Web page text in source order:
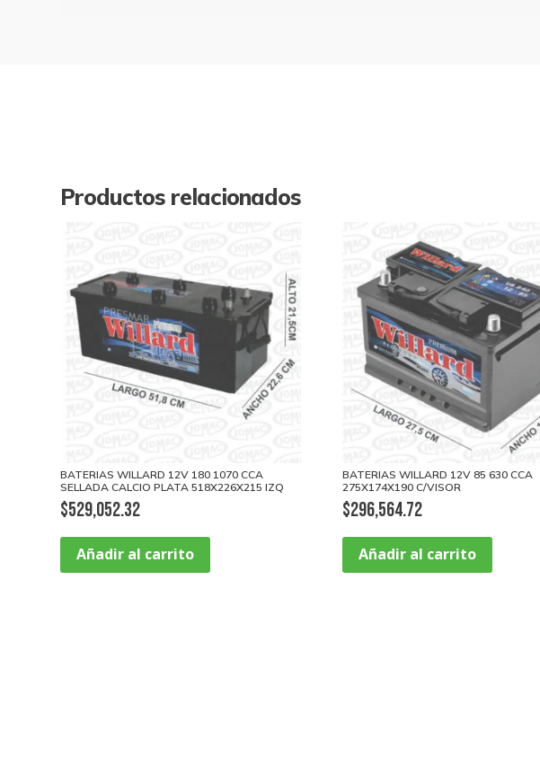
Productos relacionados
BATERIAS WILLARD 12V 180 1070 CCA
SELLADA CALCIO PLATA 518X226X215 IZQ
$529,052.32
Añadir al carrito
BATERIAS WILLARD 12V 85 630 CCA
275X174X190 C/VISOR
$296,564.72
Añadir al carrito